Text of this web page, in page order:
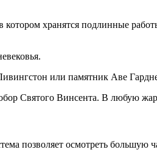
котором хранятся подлинные
или памятник Аве
Святого Винсента. В любую
позволяет осмотреть большую